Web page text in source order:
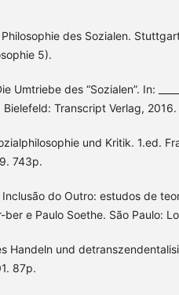
Philosophie des Sozialen.
5).
Umtriebe des “Sozialen”. In:
Transcript Verlag,
und Kritik. 1.ed.
743p.
Inclusão do Outro: estudos de
ber e Paulo Soethe. São Paulo:
Handeln und
87p.